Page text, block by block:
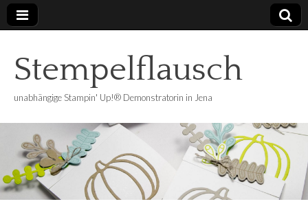
Stempelflausch
unabhängige Stampin' Up!® Demonstratorin in Jena